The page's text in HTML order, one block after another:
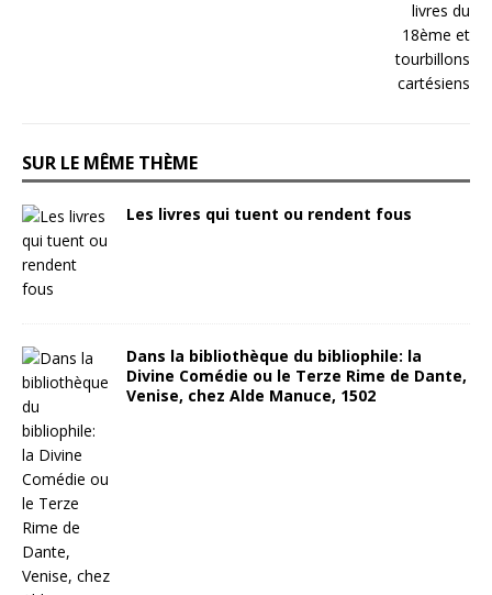
SUR LE MÊME THÈME
Les livres qui tuent ou rendent fous
Dans la bibliothèque du bibliophile: la
Divine Comédie ou le Terze Rime de Dante,
Venise, chez Alde Manuce, 1502